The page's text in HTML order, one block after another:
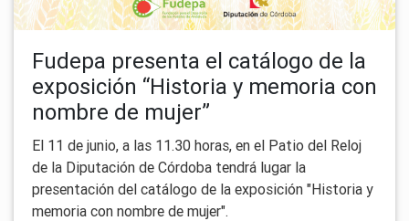
Fudepa presenta el catálogo de la
exposición “Historia y memoria con
nombre de mujer”
El 11 de junio, a las 11.30 horas, en el Patio del Reloj
de la Diputación de Córdoba tendrá lugar la
presentación del catálogo de la exposición "Historia y
memoria con nombre de mujer".